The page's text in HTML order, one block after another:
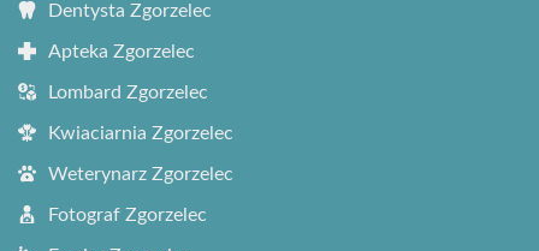
Dentysta Zgorzelec
Apteka Zgorzelec
Lombard Zgorzelec
Kwiaciarnia Zgorzelec
Weterynarz Zgorzelec
Fotograf Zgorzelec